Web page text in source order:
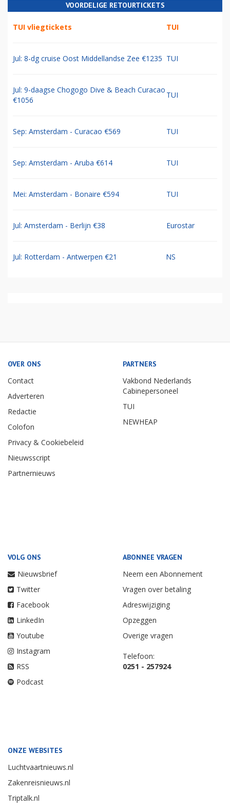
VOORDELIGE RETOURTICKETS
TUI vliegtickets TUI
Jul: 8-dg cruise Oost Middellandse Zee €1235 TUI
Jul: 9-daagse Chogogo Dive & Beach Curacao
€1056
TUI
Sep: Amsterdam - Curacao €569 TUI
Sep: Amsterdam - Aruba €614 TUI
Mei: Amsterdam - Bonaire €594 TUI
Jul: Amsterdam - Berlijn €38 Eurostar
Jul: Rotterdam - Antwerpen €21 NS
OVER ONS
Contact
Adverteren
Redactie
Colofon
Privacy & Cookiebeleid
Nieuwsscript
Partnernieuws
PARTNERS
Vakbond Nederlands
Cabinepersoneel
TUI
NEWHEAP
VOLG ONS
Nieuwsbrief
Twitter
Facebook
LinkedIn
Youtube
Instagram
RSS
Podcast
ABONNEE VRAGEN
Neem een Abonnement
Vragen over betaling
Adreswijziging
Opzeggen
Overige vragen
Telefoon:
0251 - 257924
ONZE WEBSITES
Luchtvaartnieuws.nl
Zakenreisnieuws.nl
Triptalk.nl